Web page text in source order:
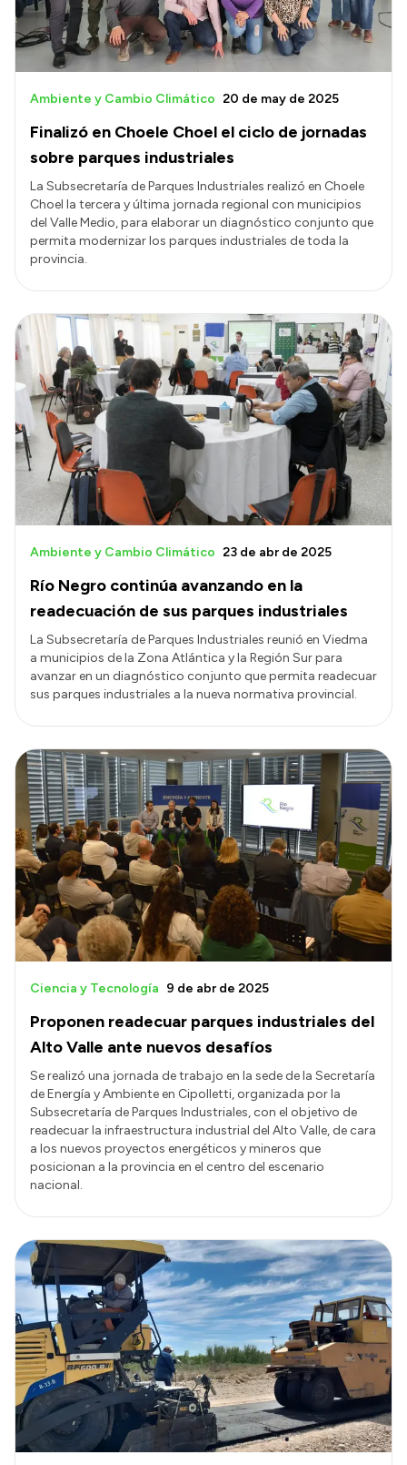
Finalizó en Choele Choel el ciclo de jornadas
sobre parques industriales
Ambiente y Cambio Climático 20 de may de 2025
La Subsecretaría de Parques Industriales realizó en Choele
Choel la tercera y última jornada regional con municipios
del Valle Medio, para elaborar un diagnóstico conjunto que
permita modernizar los parques industriales de toda la
provincia.
Río Negro continúa avanzando en la
readecuación de sus parques industriales
Ambiente y Cambio Climático 23 de abr de 2025
La Subsecretaría de Parques Industriales reunió en Viedma
a municipios de la Zona Atlántica y la Región Sur para
avanzar en un diagnóstico conjunto que permita readecuar
sus parques industriales a la nueva normativa provincial.
Proponen readecuar parques industriales del
Alto Valle ante nuevos desafíos
Ciencia y Tecnología 9 de abr de 2025
Se realizó una jornada de trabajo en la sede de la Secretaría
de Energía y Ambiente en Cipolletti, organizada por la
Subsecretaría de Parques Industriales, con el objetivo de
readecuar la infraestructura industrial del Alto Valle, de cara
a los nuevos proyectos energéticos y mineros que
posicionan a la provincia en el centro del escenario
nacional.